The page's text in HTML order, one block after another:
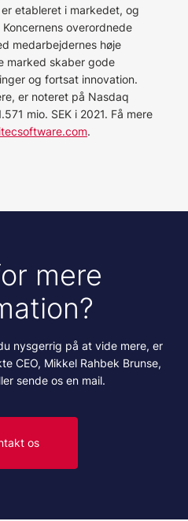
etableret i markedet, og
overordnede
medarbejdernes høje
marked skaber gode
og fortsat innovation.
er noteret på Nasdaq
mio. SEK i 2021. Få mere
.
mere
nysgerrig på at vide mere, er
CEO, Mikkel Rahbek Brunse,
sende os en mail.
os